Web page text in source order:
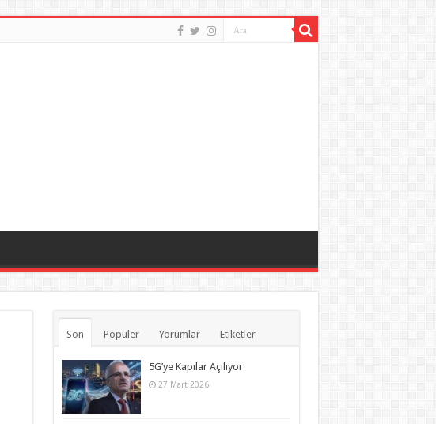
Son Popüler Yorumlar Etiketler
5G’ye Kapılar Açılıyor
27 Mart 2026